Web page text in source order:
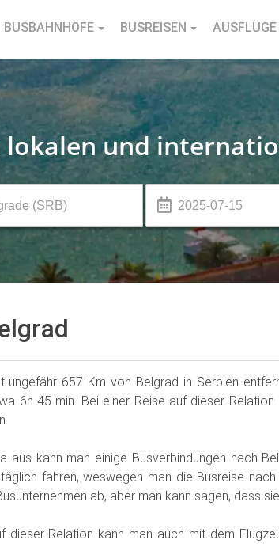
BUSBAHNHÖFE BUSREISEN AUSFLÜGE
lokalen und
ungefähr 657 Km von Belgrad in Serbien
6h 45 min. Bei einer Reise auf dieser
aus kann man einige Busverbindungen nach
fahren, weswegen man die Busreise
ab, aber man kann sagen, dass
dieser Relation kann man auch mit dem